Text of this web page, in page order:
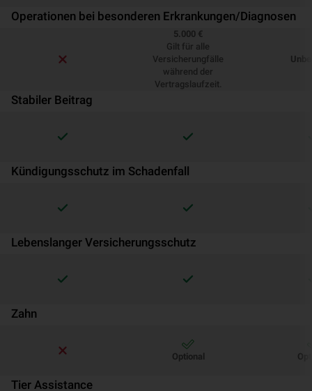
Operationen bei besonderen Erkrankungen/Diagnosen
5.000 €
Gilt für alle
Versicherungfälle
während der
Vertragslaufzeit.
Stabiler Beitrag
Kündigungsschutz im Schadenfall
Lebenslanger Versicherungsschutz
Zahn
Optional
Tier Assistance